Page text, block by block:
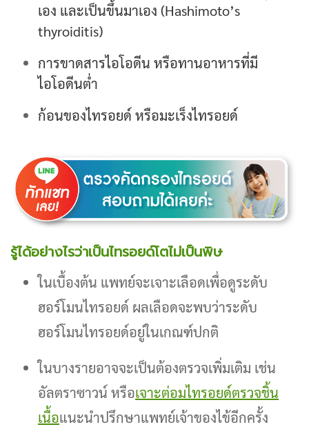
เอง และเป็นขึ้นมาเอง (Hashimoto’s
thyroiditis)
การขาดสารไอโอดีน หรือทานอาหารที่มี
ไอโอดีนต่ำ
ก้อนของไทรอยด์ หรือมะเร็งไทรอยด์
รู้ได้อย่างไรว่าเป็นไทรอยด์โตไม่เป็นพิษ
ในเบื้องต้น แพทย์จะเจาะเลือดเพื่อดูระดับ
ฮอร์โมนไทรอยด์ ผลเลือดจะพบว่าระดับ
ฮอร์โมนไทรอยด์อยู่ในเกณฑ์ปกติ
ในบางรายอาจจะเป็นต้องตรวจเพิ่มเติม เช่น
อัลตราซาวน์ หรือเจาะต่อมไทรอยด์ตรวจชิ้น
เนื้อแนะนำปรึกษาแพทย์เจ้าของไข้อีกครั้ง